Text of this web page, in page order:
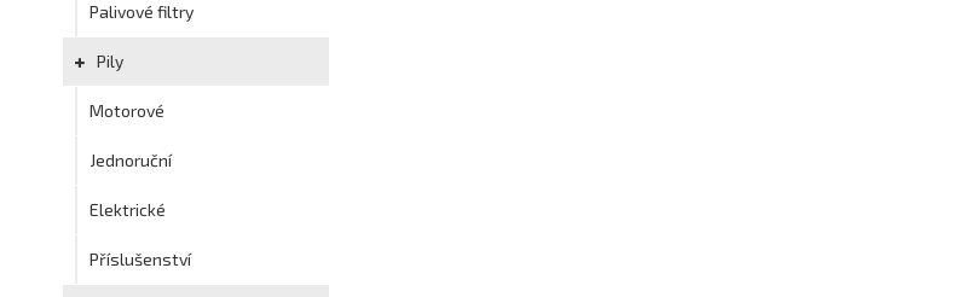
Palivové filtry
Pily
Motorové
Jednoruční
Elektrické
Příslušenství